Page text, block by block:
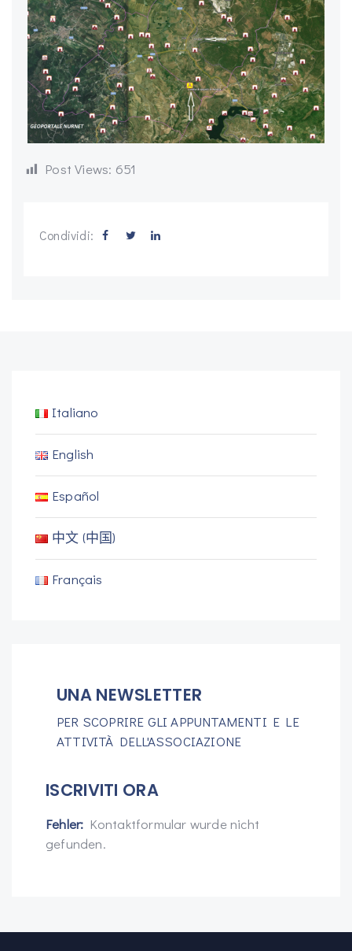
Post Views: 651
Condividi:
Italiano
English
Español
中文 (中国)
Français
UNA NEWSLETTER
PER SCOPRIRE GLI APPUNTAMENTI E LE
ATTIVITÀ DELL'ASSOCIAZIONE
ISCRIVITI ORA
Fehler: Kontaktformular wurde nicht
gefunden.